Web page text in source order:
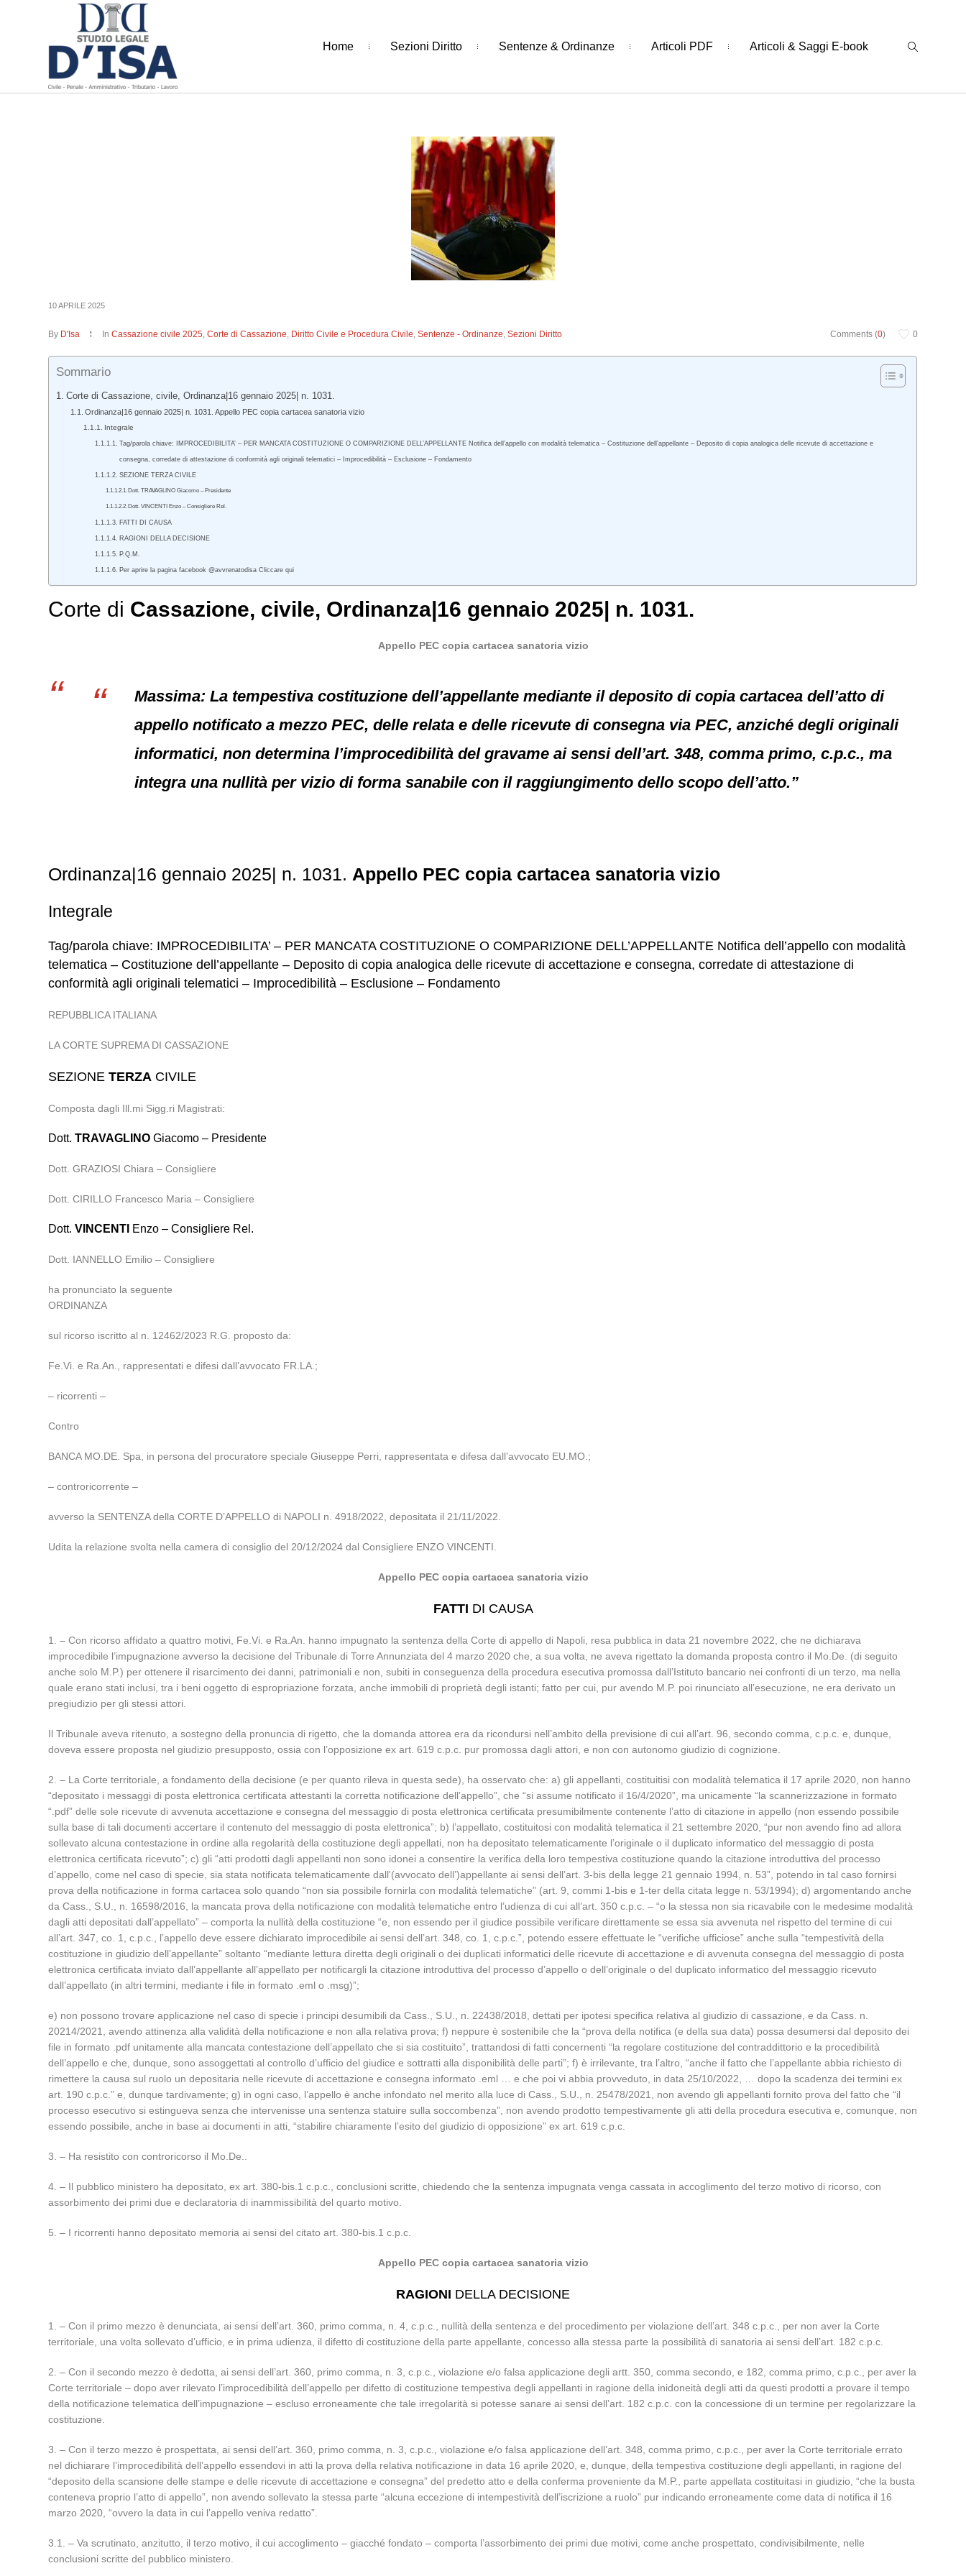
Home Sezioni Diritto Sentenze & Ordinanze Articoli PDF Articoli & Saggi E-book
10 APRILE 2025
Comments (0) 0
By D'Isa InCassazione civile 2025,Corte di Cassazione, Diritto Civile e Procedura Civile,Sentenze - Ordinanze,Sezioni Diritto
Sommario
Corte di Cassazione, civile, Ordinanza|16 gennaio 2025| n. 1031.
Ordinanza|16 gennaio 2025| n. 1031. Appello PEC copia cartacea sanatoria vizio
Integrale
Tag/parola chiave: IMPROCEDIBILITA’ – PER MANCATA COSTITUZIONE O COMPARIZIONE DELL’APPELLANTE Notifica dell’appello con modalità telematica – Costituzione dell’appellante – Deposito di copia analogica delle ricevute di accettazione e
consegna, corredate di attestazione di conformità agli originali telematici – Improcedibilità – Esclusione – Fondamento
SEZIONE TERZA CIVILE
Dott. TRAVAGLINO Giacomo – Presidente
Dott. VINCENTI Enzo – Consigliere Rel.
FATTI DI CAUSA
RAGIONI DELLA DECISIONE
P.Q.M.
Per aprire la pagina facebook @avvrenatodisa Cliccare qui
Corte di Cassazione, civile, Ordinanza|16 gennaio 2025| n. 1031.
Appello PEC copia cartacea sanatoria vizio
Massima: La tempestiva costituzione dell’appellante mediante il deposito di copia cartacea dell’atto di
appello notificato a mezzo PEC, delle relata e delle ricevute di consegna via PEC, anziché degli originali
informatici, non determina l’improcedibilità del gravame ai sensi dell’art. 348, comma primo, c.p.c., ma
integra una nullità per vizio di forma sanabile con il raggiungimento dello scopo dell’atto.”
Ordinanza|16 gennaio 2025| n. 1031. Appello PEC copia cartacea sanatoria vizio
Integrale
Tag/parola chiave: IMPROCEDIBILITA’ – PER MANCATA COSTITUZIONE O COMPARIZIONE DELL’APPELLANTE Notifica dell’appello con modalità
telematica – Costituzione dell’appellante – Deposito di copia analogica delle ricevute di accettazione e consegna, corredate di attestazione di
conformità agli originali telematici – Improcedibilità – Esclusione – Fondamento
REPUBBLICA ITALIANA
LA CORTE SUPREMA DI CASSAZIONE
SEZIONETERZA CIVILE
Composta dagli Ill.mi Sigg.ri Magistrati:
Dott.TRAVAGLINO Giacomo – Presidente
Dott. GRAZIOSI Chiara – Consigliere
Dott. CIRILLO Francesco Maria – Consigliere
Dott.VINCENTI Enzo – Consigliere Rel.
Dott. IANNELLO Emilio – Consigliere
ha pronunciato la seguente
ORDINANZA
sul ricorso iscritto al n. 12462/2023 R.G. proposto da:
Fe.Vi. e Ra.An., rappresentati e difesi dall’avvocato FR.LA.;
– ricorrenti –
Contro
BANCA MO.DE. Spa, in persona del procuratore speciale Giuseppe Perri, rappresentata e difesa dall’avvocato EU.MO.;
– controricorrente –
avverso la SENTENZA della CORTE D’APPELLO di NAPOLI n. 4918/2022, depositata il 21/11/2022.
Udita la relazione svolta nella camera di consiglio del 20/12/2024 dal Consigliere ENZO VINCENTI.
Appello PEC copia cartacea sanatoria vizio
FATTI DI CAUSA
1. – Con ricorso affidato a quattro motivi, Fe.Vi. e Ra.An. hanno impugnato la sentenza della Corte di appello di Napoli, resa pubblica in data 21 novembre 2022, che ne dichiarava
improcedibile l’impugnazione avverso la decisione del Tribunale di Torre Annunziata del 4 marzo 2020 che, a sua volta, ne aveva rigettato la domanda proposta contro il Mo.De. (di seguito
anche solo M.P.) per ottenere il risarcimento dei danni, patrimoniali e non, subiti in conseguenza della procedura esecutiva promossa dall’Istituto bancario nei confronti di un terzo, ma nella
quale erano stati inclusi, tra i beni oggetto di espropriazione forzata, anche immobili di proprietà degli istanti; fatto per cui, pur avendo M.P. poi rinunciato all’esecuzione, ne era derivato un
pregiudizio per gli stessi attori.
Il Tribunale aveva ritenuto, a sostegno della pronuncia di rigetto, che la domanda attorea era da ricondursi nell’ambito della previsione di cui all’art. 96, secondo comma, c.p.c. e, dunque,
doveva essere proposta nel giudizio presupposto, ossia con l’opposizione ex art. 619 c.p.c. pur promossa dagli attori, e non con autonomo giudizio di cognizione.
2. – La Corte territoriale, a fondamento della decisione (e per quanto rileva in questa sede), ha osservato che: a) gli appellanti, costituitisi con modalità telematica il 17 aprile 2020, non hanno
“depositato i messaggi di posta elettronica certificata attestanti la corretta notificazione dell’appello”, che “si assume notificato il 16/4/2020”, ma unicamente “la scannerizzazione in formato
“.pdf” delle sole ricevute di avvenuta accettazione e consegna del messaggio di posta elettronica certificata presumibilmente contenente l’atto di citazione in appello (non essendo possibile
sulla base di tali documenti accertare il contenuto del messaggio di posta elettronica”; b) l’appellato, costituitosi con modalità telematica il 21 settembre 2020, “pur non avendo fino ad allora
sollevato alcuna contestazione in ordine alla regolarità della costituzione degli appellati, non ha depositato telematicamente l’originale o il duplicato informatico del messaggio di posta
elettronica certificata ricevuto”; c) gli “atti prodotti dagli appellanti non sono idonei a consentire la verifica della loro tempestiva costituzione quando la citazione introduttiva del processo
d’appello, come nel caso di specie, sia stata notificata telematicamente dall'(avvocato dell’)appellante ai sensi dell’art. 3-bis della legge 21 gennaio 1994, n. 53”, potendo in tal caso fornirsi
prova della notificazione in forma cartacea solo quando “non sia possibile fornirla con modalità telematiche” (art. 9, commi 1-bis e 1-ter della citata legge n. 53/1994); d) argomentando anche
da Cass., S.U., n. 16598/2016, la mancata prova della notificazione con modalità telematiche entro l’udienza di cui all’art. 350 c.p.c. – “o la stessa non sia ricavabile con le medesime modalità
dagli atti depositati dall’appellato” – comporta la nullità della costituzione “e, non essendo per il giudice possibile verificare direttamente se essa sia avvenuta nel rispetto del termine di cui
all’art. 347, co. 1, c.p.c., l’appello deve essere dichiarato improcedibile ai sensi dell’art. 348, co. 1, c.p.c.”, potendo essere effettuate le “verifiche ufficiose” anche sulla “tempestività della
costituzione in giudizio dell’appellante” soltanto “mediante lettura diretta degli originali o dei duplicati informatici delle ricevute di accettazione e di avvenuta consegna del messaggio di posta
elettronica certificata inviato dall’appellante all’appellato per notificargli la citazione introduttiva del processo d’appello o dell’originale o del duplicato informatico del messaggio ricevuto
dall’appellato (in altri termini, mediante i file in formato .eml o .msg)”;
e) non possono trovare applicazione nel caso di specie i principi desumibili da Cass., S.U., n. 22438/2018, dettati per ipotesi specifica relativa al giudizio di cassazione, e da Cass. n.
20214/2021, avendo attinenza alla validità della notificazione e non alla relativa prova; f) neppure è sostenibile che la “prova della notifica (e della sua data) possa desumersi dal deposito dei
file in formato .pdf unitamente alla mancata contestazione dell’appellato che si sia costituito”, trattandosi di fatti concernenti “la regolare costituzione del contraddittorio e la procedibilità
dell’appello e che, dunque, sono assoggettati al controllo d’ufficio del giudice e sottratti alla disponibilità delle parti”; f) è irrilevante, tra l’altro, “anche il fatto che l’appellante abbia richiesto di
rimettere la causa sul ruolo un depositaria nelle ricevute di accettazione e consegna informato .eml … e che poi vi abbia provveduto, in data 25/10/2022, … dopo la scadenza dei termini ex
art. 190 c.p.c.” e, dunque tardivamente; g) in ogni caso, l’appello è anche infondato nel merito alla luce di Cass., S.U., n. 25478/2021, non avendo gli appellanti fornito prova del fatto che “il
processo esecutivo si estingueva senza che intervenisse una sentenza statuire sulla soccombenza”, non avendo prodotto tempestivamente gli atti della procedura esecutiva e, comunque, non
essendo possibile, anche in base ai documenti in atti, “stabilire chiaramente l’esito del giudizio di opposizione” ex art. 619 c.p.c.
3. – Ha resistito con controricorso il Mo.De..
4. – Il pubblico ministero ha depositato, ex art. 380-bis.1 c.p.c., conclusioni scritte, chiedendo che la sentenza impugnata venga cassata in accoglimento del terzo motivo di ricorso, con
assorbimento dei primi due e declaratoria di inammissibilità del quarto motivo.
5. – I ricorrenti hanno depositato memoria ai sensi del citato art. 380-bis.1 c.p.c.
Appello PEC copia cartacea sanatoria vizio
RAGIONI DELLA DECISIONE
1. – Con il primo mezzo è denunciata, ai sensi dell’art. 360, primo comma, n. 4, c.p.c., nullità della sentenza e del procedimento per violazione dell’art. 348 c.p.c., per non aver la Corte
territoriale, una volta sollevato d’ufficio, e in prima udienza, il difetto di costituzione della parte appellante, concesso alla stessa parte la possibilità di sanatoria ai sensi dell’art. 182 c.p.c.
2. – Con il secondo mezzo è dedotta, ai sensi dell’art. 360, primo comma, n. 3, c.p.c., violazione e/o falsa applicazione degli artt. 350, comma secondo, e 182, comma primo, c.p.c., per aver la
Corte territoriale – dopo aver rilevato l’improcedibilità dell’appello per difetto di costituzione tempestiva degli appellanti in ragione della inidoneità degli atti da questi prodotti a provare il tempo
della notificazione telematica dell’impugnazione – escluso erroneamente che tale irregolarità si potesse sanare ai sensi dell’art. 182 c.p.c. con la concessione di un termine per regolarizzare la
costituzione.
3. – Con il terzo mezzo è prospettata, ai sensi dell’art. 360, primo comma, n. 3, c.p.c., violazione e/o falsa applicazione dell’art. 348, comma primo, c.p.c., per aver la Corte territoriale errato
nel dichiarare l’improcedibilità dell’appello essendovi in atti la prova della relativa notificazione in data 16 aprile 2020, e, dunque, della tempestiva costituzione degli appellanti, in ragione del
“deposito della scansione delle stampe e delle ricevute di accettazione e consegna” del predetto atto e della conferma proveniente da M.P., parte appellata costituitasi in giudizio, “che la busta
conteneva proprio l’atto di appello”, non avendo sollevato la stessa parte “alcuna eccezione di intempestività dell’iscrizione a ruolo” pur indicando erroneamente come data di notifica il 16
marzo 2020, “ovvero la data in cui l’appello veniva redatto”.
3.1. – Va scrutinato, anzitutto, il terzo motivo, il cui accoglimento – giacché fondato – comporta l’assorbimento dei primi due motivi, come anche prospettato, condivisibilmente, nelle
conclusioni scritte del pubblico ministero.